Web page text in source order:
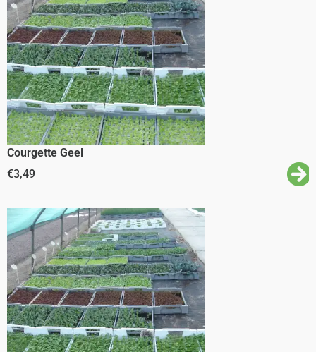
Courgette Geel
€3,49